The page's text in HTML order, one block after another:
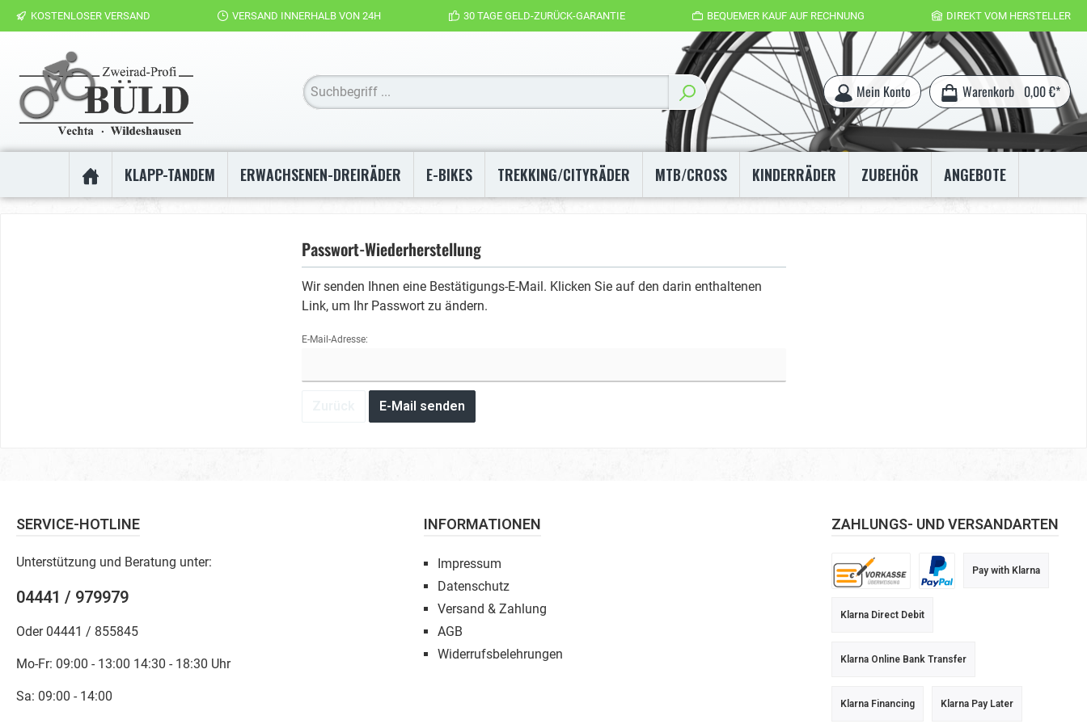
KOSTENLOSER VERSAND VERSAND INNERHALB VON 24H 30 TAGE GELD-ZURÜCK-GARANTIE BEQUEMER KAUF AUF RECHNUNG DIREKT VOM HERSTELLER
Mein Konto Warenkorb 0,00 €*
KLAPP-TANDEM ERWACHSENEN-DREIRÄDER E-BIKES TREKKING/CITYRÄDER MTB/CROSS KINDERRÄDER ZUBEHÖR ANGEBOTE
Passwort-Wiederherstellung
Wir senden Ihnen eine Bestätigungs-E-Mail. Klicken Sie auf den darin enthaltenen
Link, um Ihr Passwort zu ändern.
E-Mail-Adresse:
E-Mail senden
SERVICE-HOTLINE
Unterstützung und Beratung unter:
04441 / 979979
Oder 04441 / 855845
Mo-Fr: 09:00 - 13:00 14:30 - 18:30 Uhr
Sa: 09:00 - 14:00
INFORMATIONEN
Impressum
Datenschutz
Versand & Zahlung
AGB
Widerrufsbelehrungen
ZAHLUNGS- UND VERSANDARTEN
Pay with Klarna
Klarna Direct Debit
Klarna Online Bank Transfer
Klarna Financing Klarna Pay Later